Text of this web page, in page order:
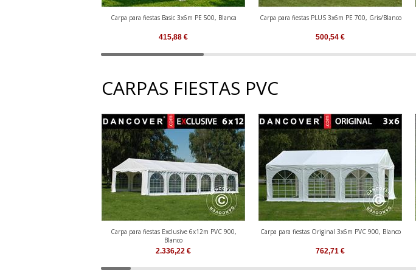
Carpa para fiestas Basic 3x6m PE 500, Blanca
415,88 €
Carpa para fiestas PLUS 3x6m PE 700, Gris/Blanco
500,54 €
CARPAS FIESTAS PVC
Carpa para fiestas Exclusive 6x12m PVC 900,
Blanco
2.336,22 €
Carpa para fiestas Original 3x6m PVC 900, Blanco
762,71 €